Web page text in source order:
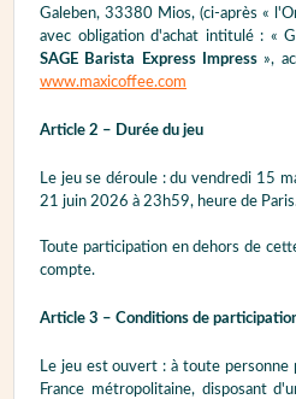
Galeben, 33380 Mios, (ci-après «
avec obligation d'achat intitulé : «
SAGE Barista Express Impress»,
www.maxicoffee.com
Article 2 – Durée du jeu
Le jeu se déroule : du vendredi 15
21 juin 2026 à 23h59, heure de
Toute participation en dehors de
compte.
Article 3 – Conditions de
Le jeu est ouvert : à toute personne
France métropolitaine, disposant